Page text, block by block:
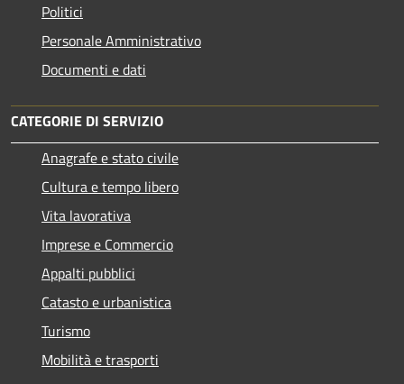
Politici
Personale Amministrativo
Documenti e dati
CATEGORIE DI SERVIZIO
Anagrafe e stato civile
Cultura e tempo libero
Vita lavorativa
Imprese e Commercio
Appalti pubblici
Catasto e urbanistica
Turismo
Mobilità e trasporti